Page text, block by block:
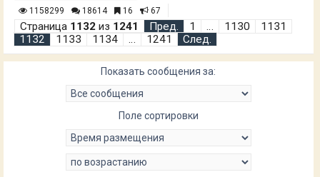
1158299 18614 16 67
Страница 1132 из 1241 Пред. 1 … 1130
1131
1132
1133 1134 … 1241 След.
Показать сообщения за:
Поле сортировки